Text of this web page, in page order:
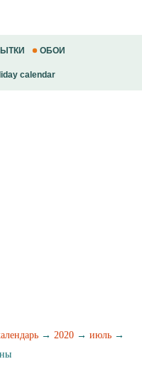
ОБОИ
calendar
→ 2020 → июль →